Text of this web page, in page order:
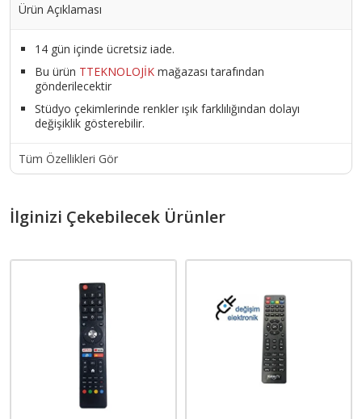
Ürün Açıklaması
14 gün içinde ücretsiz iade.
Bu ürün TTEKNOLOJİK mağazası tarafından
gönderilecektir
Stüdyo çekimlerinde renkler ışık farklılığından dolayı
değişiklik gösterebilir.
Tüm Özellikleri Gör
İlginizi Çekebilecek Ürünler